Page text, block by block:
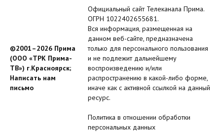
©2001–2026 Прима
(ООО «ТРК Прима-
ТВ») г.Красноярск;
Написать нам
письмо
Официальный сайт Телеканала Прима.
ОГРН 1022402655681.
Вся информация, размещенная на
данном веб-сайте, предназначена
только для персонального пользования
и не подлежит дальнейшему
воспроизведению и/или
распространению в какой-либо форме,
иначе как с активной ссылкой на данный
ресурс.
Политика в отношении обработки
персональных данных